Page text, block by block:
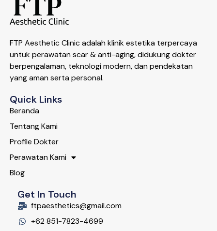
FTP Aesthetic Clinic adalah klinik estetika terpercaya
untuk perawatan scar & anti-aging, didukung dokter
berpengalaman, teknologi modern, dan pendekatan
yang aman serta personal.
Quick Links
Beranda
Tentang Kami
Profile Dokter
Perawatan Kami
Blog
Get In Touch
ftpaesthetics@gmail.com
+62 851-7823-4699